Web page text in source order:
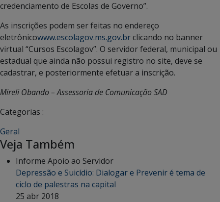
credenciamento de Escolas de Governo”.
As inscrições podem ser feitas no endereço
eletrônicowww.escolagov.ms.gov.brclicando no banner
virtual “Cursos Escolagov”. O servidor federal, municipal ou
estadual que ainda não possui registro no site, deve se
cadastrar, e posteriormente efetuar a inscrição.
Mireli Obando – Assessoria de Comunicação SAD
Categorias :
Geral
Veja Também
Informe Apoio ao Servidor
Depressão e Suicídio: Dialogar e Prevenir é tema de
ciclo de palestras na capital
25 abr 2018